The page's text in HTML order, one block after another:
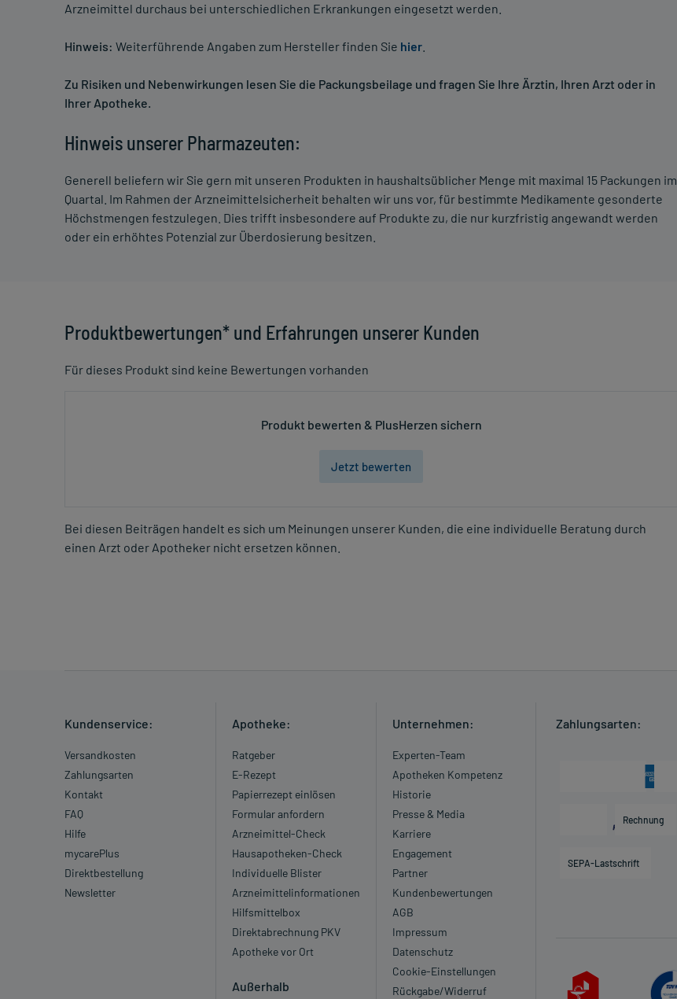
Arzneimittel durchaus bei unterschiedlichen Erkrankungen eingesetzt werden.
Hinweis: Weiterführende Angaben zum Hersteller finden Sie hier
Zu Risiken und Nebenwirkungen lesen Sie die Packungsbeilage und fragen Sie Ihre Ärztin, Ihren Arzt oder in
Ihrer Apotheke.
Hinweis unserer Pharmazeuten:
Generell beliefern wir Sie gern mit unseren Produkten in haushaltsüblicher Menge mit maximal 15 Packungen im
Quartal. Im Rahmen der Arzneimittelsicherheit behalten wir uns vor, für bestimmte Medikamente gesonderte
Höchstmengen festzulegen. Dies trifft insbesondere auf Produkte zu, die nur kurzfristig angewandt werden
oder ein erhöhtes Potenzial zur Überdosierung besitzen.
Produktbewertungen* und Erfahrungen unserer Kunden
Für dieses Produkt sind keine Bewertungen vorhanden
Produkt bewerten & PlusHerzen sichern
Jetzt bewerten
Bei diesen Beiträgen handelt es sich um Meinungen unserer Kunden, die eine individuelle Beratung durch
einen Arzt oder Apotheker nicht ersetzen können.
Kundenservice:
Versandkosten
Zahlungsarten
Kontakt
FAQ
Hilfe
mycarePlus
Direktbestellung
Newsletter
Apotheke:
Ratgeber
E-Rezept
Papierrezept einlösen
Formular anfordern
Arzneimittel-Check
Hausapotheken-Check
Individuelle Blister
Arzneimittelinformationen
Hilfsmittelbox
Direktabrechnung PKV
Apotheke vor Ort
Außerhalb
Unternehmen:
Experten-Team
Apotheken Kompetenz
Historie
Presse & Media
Karriere
Engagement
Partner
Kundenbewertungen
AGB
Impressum
Datenschutz
Cookie-Einstellungen
Rückgabe/Widerruf
Zahlungsarten:
Rechnung
SEPA-Lastschrift